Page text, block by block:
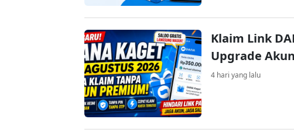
Klaim Link
Upgrade
4 hari yang lalu